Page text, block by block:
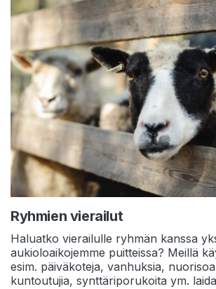
Ryhmien vierailut
Haluatko vierailulle ryhmän kanssa
aukioloaikojemme puitteissa? Meillä
esim. päiväkoteja, vanhuksia,
kuntoutujia, synttäriporukoita ym.